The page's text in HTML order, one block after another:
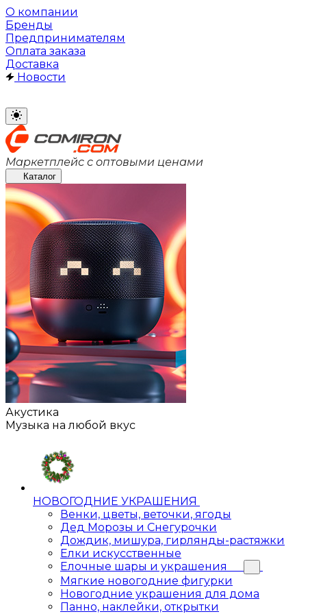
О компании
Бренды
Предпринимателям
Оплата заказа
Доставка
Новости
Маркетплейс с оптовыми ценами
Каталог
Акустика
Музыка на любой вкус
НОВОГОДНИЕ УКРАШЕНИЯ
Венки, цветы, веточки, ягоды
Дед Морозы и Снегурочки
Дождик, мишура, гирлянды-растяжки
Елки искусственные
Елочные шары и украшения
Мягкие новогодние фигурки
Новогодние украшения для дома
Панно, наклейки, открытки